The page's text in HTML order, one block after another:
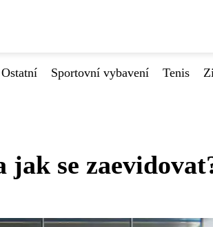
Ostatní Sportovní vybavení Tenis
se